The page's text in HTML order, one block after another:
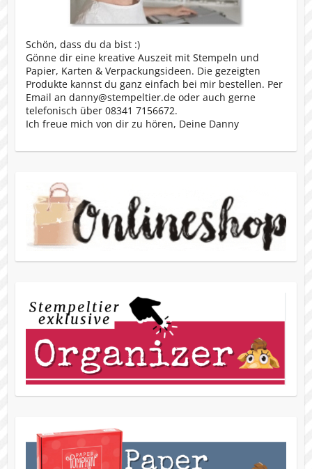
Schön, dass du da bist :)
Gönne dir eine kreative Auszeit mit Stempeln und
Papier, Karten & Verpackungsideen. Die gezeigten
Produkte kannst du ganz einfach bei mir bestellen. Per
Email an danny@stempeltier.de oder auch gerne
telefonisch über 08341 7156672.
Ich freue mich von dir zu hören, Deine Danny